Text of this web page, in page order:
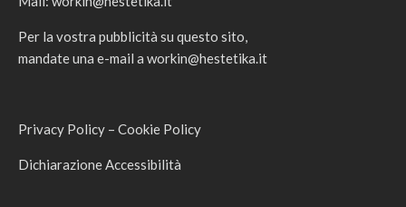
Per la vostra pubblicità su questo sito,
mandate una e-mail a workin@hestetika.it
Privacy Policy – Cookie Policy
Dichiarazione Accessibilità